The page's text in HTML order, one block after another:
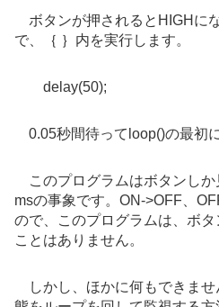
ボタンが押されるとHIGHに
で、｛ ｝内を実行します。
delay(50);
0.05秒間待ってloop()の最初
このプログラムはボタンしか
msの事象です。ON->OFF、
ので、このプログラムは、ボ
ことはありません。
しかし、ほかに何もできませ